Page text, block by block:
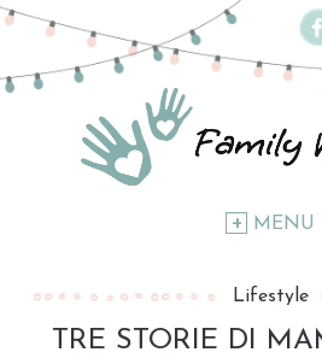
MENU
Lifestyle
TRE STORIE DI